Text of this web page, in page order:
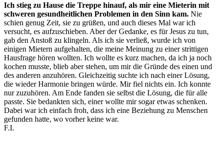
Ich stieg zu Hause die Treppe hinauf, als mir eine Mieterin mit
schweren gesundheitlichen Problemen in den Sinn kam. Nie
schien genug Zeit, sie zu grüßen, und auch dieses Mal war ich
versucht, es aufzuschieben. Aber der Gedanke, es für Jesus zu tun,
gab den Anstoß zu klingeln. Als ich sie verließ, wurde ich von
einigen Mietern aufgehalten, die meine Meinung zu einer strittigen
Hausfrage hören wollten. Ich wollte es kurz machen, da ich ja noch
kochen musste, blieb aber stehen, um mir die Gründe des einen und
des anderen anzuhören. Gleichzeitig suchte ich nach einer Lösung,
die wieder Harmonie bringen würde. Mir fiel nichts ein. Ich konnte
nur zuzuhören. Am Ende fanden sie selbst die Lösung, die für alle
passte. Sie bedankten sich, einer wollte mir sogar etwas schenken.
Dabei war ich einfach froh, dass ich eine Beziehung zu Menschen
gefunden hatte, wo vorher keine war.
F.I.